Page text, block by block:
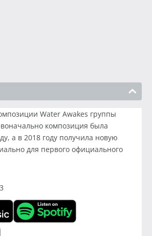
Water Awakes группы
композиция была
а в 2018 году получила новую
для первого официального